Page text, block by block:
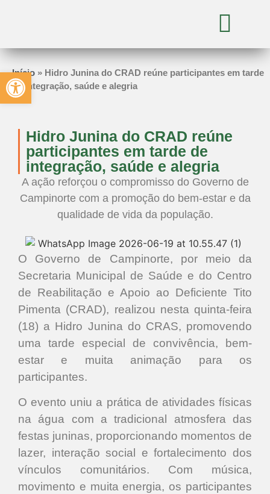
Início » Hidro Junina do CRAD reúne participantes em tarde
de integração, saúde e alegria
Hidro Junina do CRAD reúne
participantes em tarde de
integração, saúde e alegria
A ação reforçou o compromisso do Governo de
Campinorte com a promoção do bem-estar e da
qualidade de vida da população.
O Governo de Campinorte, por meio da
Secretaria Municipal de Saúde e do Centro
de Reabilitação e Apoio ao Deficiente Tito
Pimenta (CRAD), realizou nesta quinta-feira
(18) a Hidro Junina do CRAS, promovendo
uma tarde especial de convivência, bem-
estar e muita animação para os
participantes.
O evento uniu a prática de atividades físicas
na água com a tradicional atmosfera das
festas juninas, proporcionando momentos de
lazer, interação social e fortalecimento dos
vínculos comunitários. Com música,
movimento e muita energia, os participantes
Abrir a barra de ferramentas